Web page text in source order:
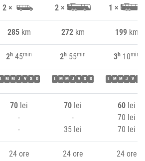
2 × 2 × 1 ×
285km 272km 199km
2h 45min 2h 55min 3h 10min
L M M J V S D L M M J V S D L M M J V
70 lei
-
-
70 lei
-
35 lei
60 lei
70 lei
70 lei
24 ore 24 ore 24 ore